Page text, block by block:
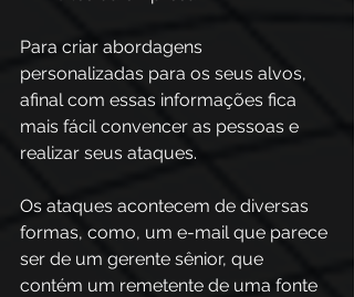
Para criar abordagens
personalizadas para os seus alvos,
afinal com essas informações fica
mais fácil convencer as pessoas e
realizar seus ataques.
Os ataques acontecem de diversas
formas, como, um e-mail que parece
ser de um gerente sênior, que
contém um remetente de uma fonte